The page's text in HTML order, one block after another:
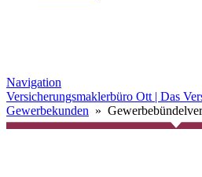
Navigation
Versicherungsmaklerbüro Ott | Das
Gewerbekunden »